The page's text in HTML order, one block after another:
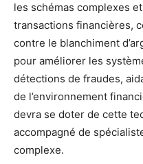
les schémas complexes
transactions financières,
contre le blanchiment
pour améliorer les
détections de fraudes,
de l’environnement
devra se doter de cette
accompagné de
complexe.